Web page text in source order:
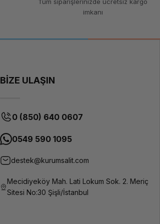
imkanı
BİZE ULAŞIN
0 (850) 640 0607
0549 590 1095
destek@kurumsalit.com
Mecidiyeköy Mah. Lati Lokum Sok. 2. Meriç
Sitesi No:30 Şişli/İstanbul